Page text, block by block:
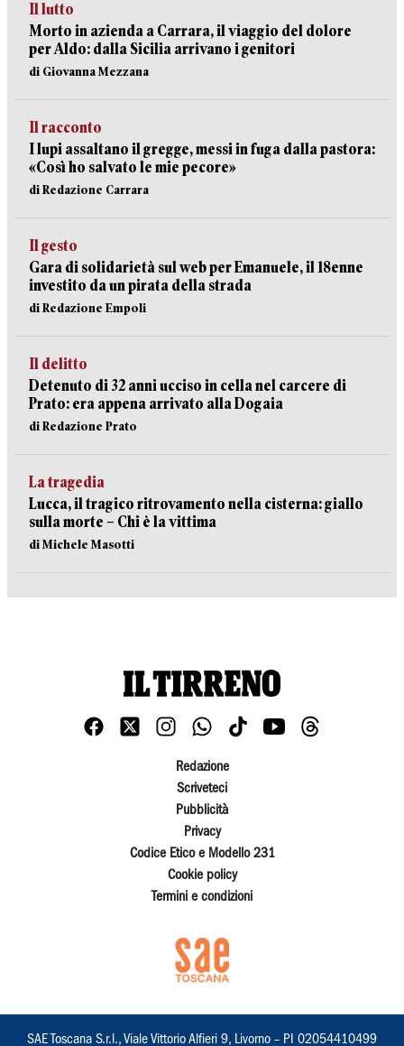
Il lutto
Morto in azienda a Carrara, il viaggio del dolore
per Aldo: dalla Sicilia arrivano i genitori
di Giovanna Mezzana
Il racconto
I lupi assaltano il gregge, messi in fuga dalla pastora:
«Così ho salvato le mie pecore»
di Redazione Carrara
Il gesto
Gara di solidarietà sul web per Emanuele, il 18enne
investito da un pirata della strada
di Redazione Empoli
Il delitto
Detenuto di 32 anni ucciso in cella nel carcere di
Prato: era appena arrivato alla Dogaia
di Redazione Prato
La tragedia
Lucca, il tragico ritrovamento nella cisterna: giallo
sulla morte – Chi è la vittima
di Michele Masotti
Redazione
Scriveteci
Pubblicità
Privacy
Codice Etico e Modello 231
Cookie policy
Termini e condizioni
SAE Toscana S.r.l., Viale Vittorio Alfieri 9, Livorno – PI 02054410499